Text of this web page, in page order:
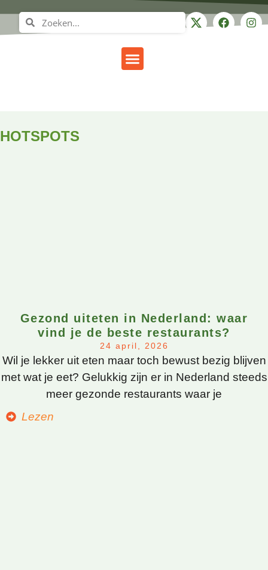
HOTSPOTS
Gezond uiteten in Nederland: waar
vind je de beste restaurants?
24 april, 2026
Wil je lekker uit eten maar toch bewust bezig blijven
met wat je eet? Gelukkig zijn er in Nederland steeds
meer gezonde restaurants waar je
Lezen